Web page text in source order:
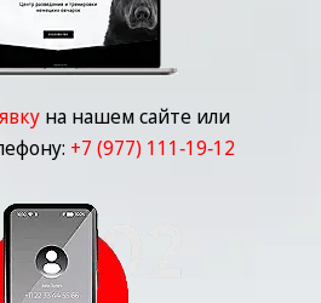
на нашем сайте или
+7 (977) 111‑19‑12